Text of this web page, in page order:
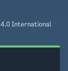
International